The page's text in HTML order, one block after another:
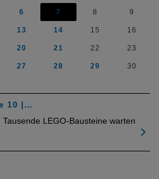
6 7 8 9
13 14 15 16
20 21 22 23
27 28 29 30
10 |…
LEGO-Bausteine warten